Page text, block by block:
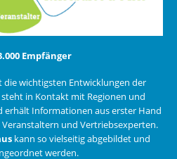
Empfänger
die wichtigsten Entwicklungen der
in Kontakt mit Regionen und
Informationen aus erster Hand
und Vertriebsexperten.
kann so vielseitig abgebildet und
werden.